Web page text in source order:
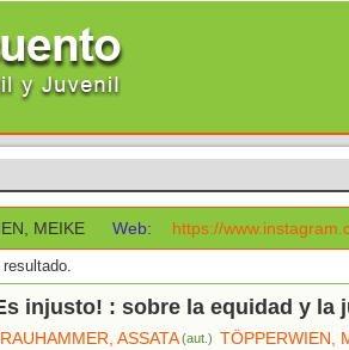
MEIKE Web: https://
injusto! : sobre la equidad y la
ASSATA(aut.) TÖPPERWIEN,